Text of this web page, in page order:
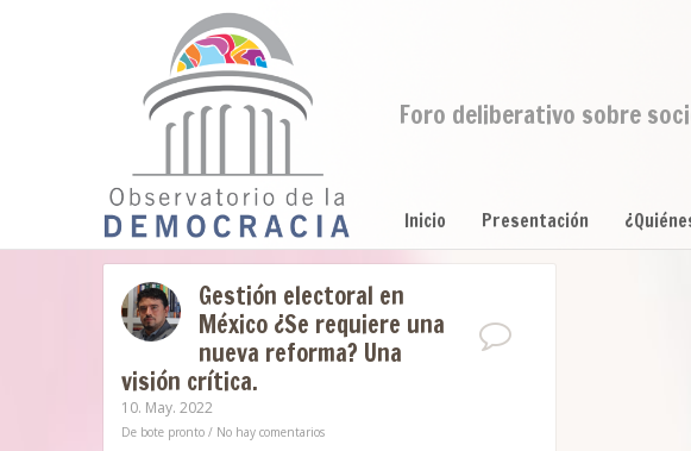
Foro deliberativo sobre
Inicio Presentación
Gestión electoral en
México ¿Se requiere una
nueva reforma? Una
visión crítica.
10. May. 2022
De bote pronto / No hay comentarios